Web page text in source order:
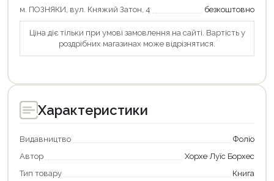
м. ПОЗНЯКИ, вул. Княжий Затон, 4
безкоштовно
Ціна діє тільки при умові замовлення на сайті. Вартість у
роздрібних магазинах може відрізнятися.
Характеристики
Видавництво
Фоліо
Автор
Хорхе Луїс Борхес
Тип товару
Книга
Оформити замовлення